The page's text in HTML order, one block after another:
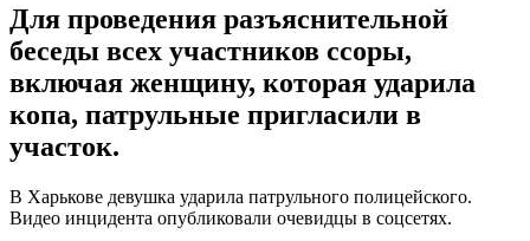
Для проведения разъяснительной
беседы всех участников ссоры,
включая женщину, которая ударила
копа, патрульные пригласили в
участок.
В Харькове девушка ударила патрульного полицейского.
Видео инцидента опубликовали очевидцы в соцсетях.